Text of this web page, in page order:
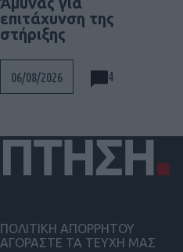
επιτάχυνση της
στήριξης
06/08/2026 4
ΠΟΛΙΤΙΚΗ ΑΠΟΡΡΗΤΟΥ
ΑΓΟΡΑΣΤΕ ΤΑ ΤΕΥΧΗ ΜΑΣ